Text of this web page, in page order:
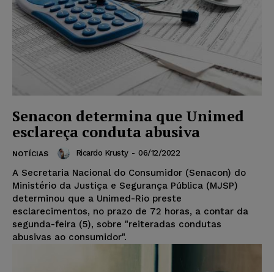
Senacon determina que Unimed
esclareça conduta abusiva
NOTÍCIAS Ricardo Krusty - 06/12/2022
A Secretaria Nacional do Consumidor (Senacon) do
Ministério da Justiça e Segurança Pública (MJSP)
determinou que a Unimed-Rio preste
esclarecimentos, no prazo de 72 horas, a contar da
segunda-feira (5), sobre "reiteradas condutas
abusivas ao consumidor".